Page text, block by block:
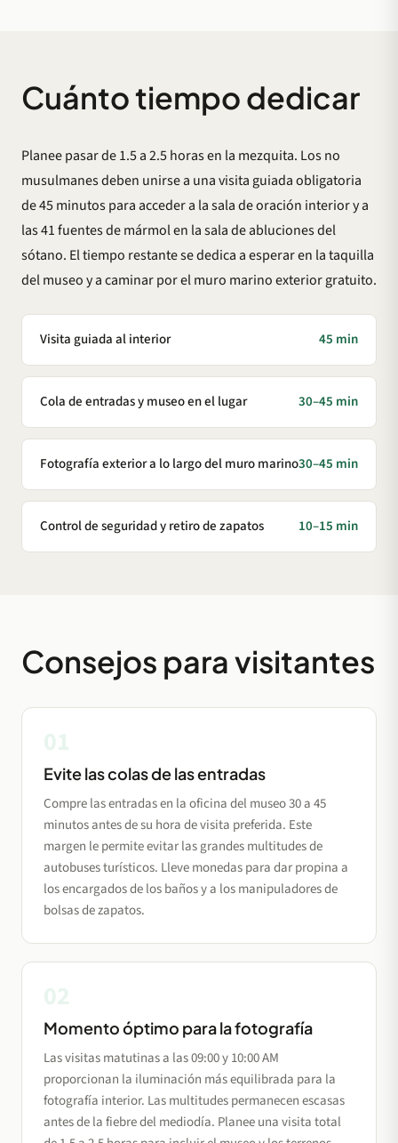
Cuánto tiempo dedicar
Planee pasar de 1.5 a 2.5 horas en la mezquita. Los no
musulmanes deben unirse a una visita guiada obligatoria
de 45 minutos para acceder a la sala de oración interior y a
las 41 fuentes de mármol en la sala de abluciones del
sótano. El tiempo restante se dedica a esperar en la taquilla
del museo y a caminar por el muro marino exterior gratuito.
Visita guiada al interior 45 min
Cola de entradas y museo en el lugar 30–45 min
Fotografía exterior a lo largo del muro marino30–45 min
Control de seguridad y retiro de zapatos 10–15 min
Consejos para visitantes
Evite las colas de las entradas
Compre las entradas en la oficina del museo 30 a 45
minutos antes de su hora de visita preferida. Este
margen le permite evitar las grandes multitudes de
autobuses turísticos. Lleve monedas para dar propina a
los encargados de los baños y a los manipuladores de
bolsas de zapatos.
Momento óptimo para la fotografía
Las visitas matutinas a las 09:00 y 10:00 AM
proporcionan la iluminación más equilibrada para la
fotografía interior. Las multitudes permanecen escasas
antes de la fiebre del mediodía. Planee una visita total